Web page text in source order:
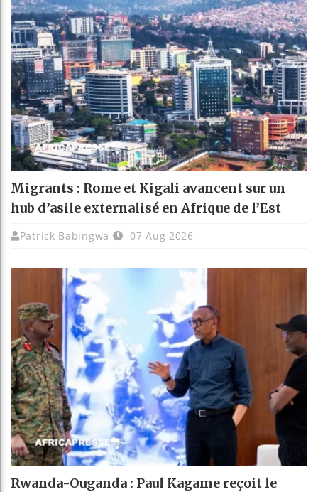
Migrants : Rome et Kigali avancent sur un
hub d’asile externalisé en Afrique de l’Est
Patrick Babingwa 07 Aug 2026
Rwanda-Ouganda : Paul Kagame reçoit le